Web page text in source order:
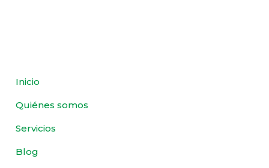
Inicio
Quiénes somos
Servicios
Blog